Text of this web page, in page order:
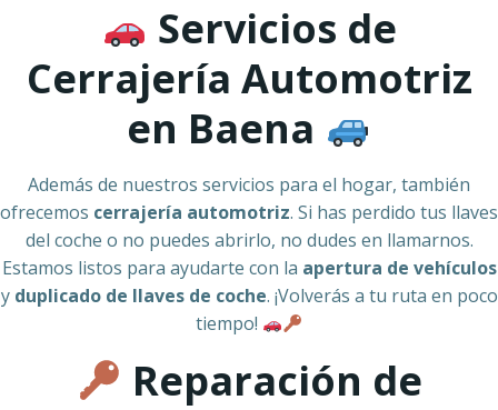
Servicios de
Cerrajería Automotriz
en Baena
Además de nuestros servicios para el hogar, también
ofrecemos cerrajería automotriz. Si has perdido tus llaves
del coche o no puedes abrirlo, no dudes en llamarnos.
Estamos listos para ayudarte con la apertura de vehículos
y duplicado de llaves de coche. ¡Volverás a tu ruta en poco
tiempo!
Reparación de